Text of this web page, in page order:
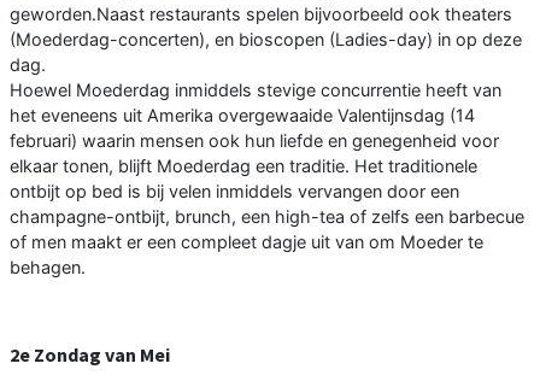
geworden.Naast restaurants spelen bijvoorbeeld ook theaters
(Moederdag-concerten), en bioscopen (Ladies-day) in op deze
dag.
Hoewel Moederdag inmiddels stevige concurrentie heeft van
het eveneens uit Amerika overgewaaide Valentijnsdag (14
februari) waarin mensen ook hun liefde en genegenheid voor
elkaar tonen, blijft Moederdag een traditie. Het traditionele
ontbijt op bed is bij velen inmiddels vervangen door een
champagne-ontbijt, brunch, een high-tea of zelfs een barbecue
of men maakt er een compleet dagje uit van om Moeder te
behagen.
2e Zondag van Mei